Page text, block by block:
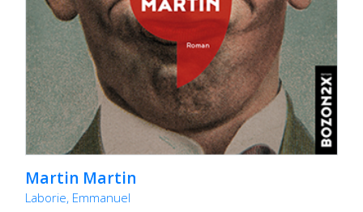
Martin Martin
Laborie, Emmanuel